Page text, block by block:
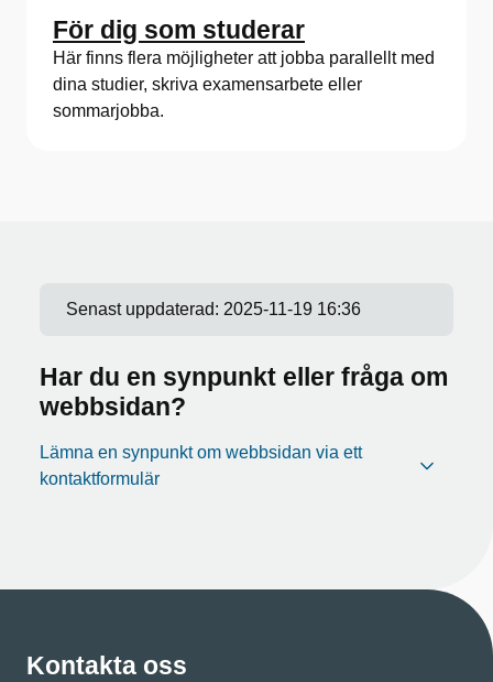
För dig som studerar
Här finns flera möjligheter att jobba parallellt med
dina studier, skriva examensarbete eller
sommarjobba.
Senast uppdaterad: 2025-11-19 16:36
Har du en synpunkt eller fråga om
webbsidan?
Lämna en synpunkt om webbsidan via ett
kontaktformulär
Kontakta oss